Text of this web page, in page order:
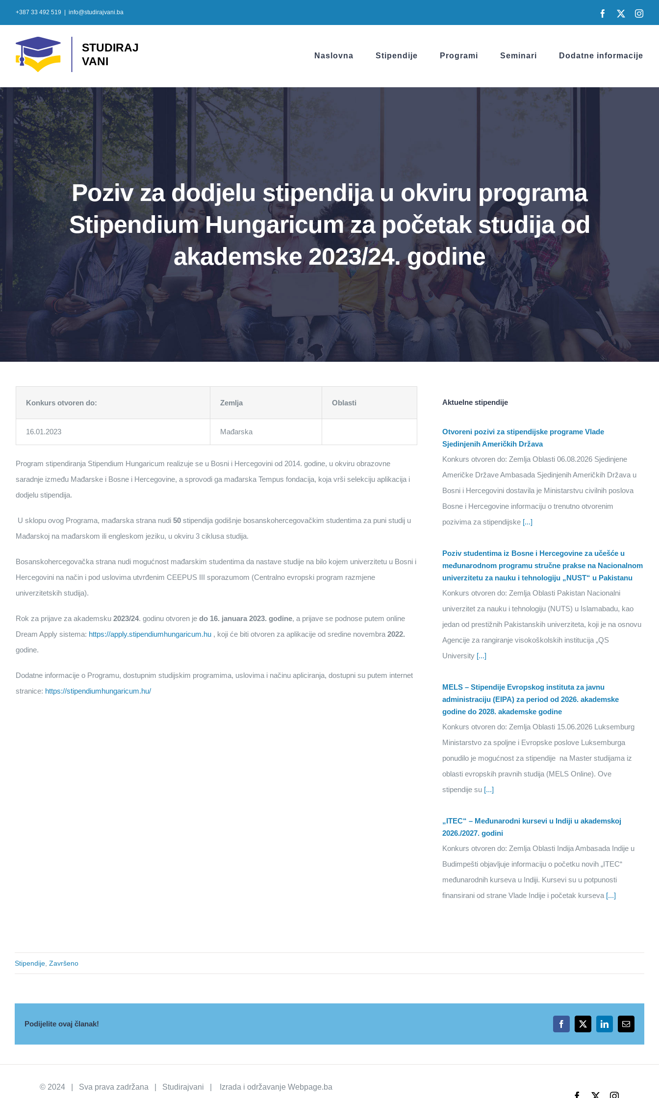
+387 33 492 519 info@studirajvani.ba Facebook
Naslovna Stipendije Programi Seminari Dodatne informacije
Poziv za dodjelu stipendija u okviru programa
Stipendium Hungaricum za početak studija od
akademske 2023/24. godine
Konkurs otvoren do: Zemlja Oblasti
16.01.2023 Mađarska
Program stipendiranja Stipendium Hungaricum realizuje se u Bosni i Hercegovini od 2014. godine, u okviru obrazovne
saradnje između Mađarske i Bosne i Hercegovine, a sprovodi ga mađarska Tempus fondacija, koja vrši selekciju aplikacija i
dodjelu stipendija.
U sklopu ovog Programa, mađarska strana nudi 50 stipendija godišnje bosanskohercegovačkim studentima za puni studij u
Mađarskoj na mađarskom ili engleskom jeziku, u okviru 3 ciklusa studija.
Bosanskohercegovačka strana nudi mogućnost mađarskim studentima da nastave studije na bilo kojem univerzitetu u Bosni i
Hercegovini na način i pod uslovima utvrđenim CEEPUS III sporazumom (Centralno evropski program razmjene
univerzitetskih studija).
Rok za prijave za akademsku 2023/24. godinu otvoren je do 16. januara 2023. godine, a prijave se podnose putem online
Dream Apply sistema: https://apply.stipendiumhungaricum.hu , koji će biti otvoren za aplikacije od sredine novembra 2022.
godine.
Dodatne informacije o Programu, dostupnim studijskim programima, uslovima i načinu apliciranja, dostupni su putem internet
stranice: https://stipendiumhungaricum.hu/
Aktuelne stipendije
Otvoreni pozivi za stipendijske programe Vlade
Sjedinjenih Američkih Država
Konkurs otvoren do: Zemlja Oblasti 06.08.2026 Sjedinjene
Američke Države Ambasada Sjedinjenih Američkih Država u
Bosni i Hercegovini dostavila je Ministarstvu civilnih poslova
Bosne i Hercegovine informaciju o trenutno otvorenim
pozivima za stipendijske [...]
Poziv studentima iz Bosne i Hercegovine za učešće u
međunarodnom programu stručne prakse na Nacionalnom
univerzitetu za nauku i tehnologiju „NUST“ u Pakistanu
Konkurs otvoren do: Zemlja Oblasti Pakistan Nacionalni
univerzitet za nauku i tehnologiju (NUTS) u Islamabadu, kao
jedan od prestižnih Pakistanskih univerziteta, koji je na osnovu
Agencije za rangiranje visokoškolskih institucija „QS
University [...]
MELS – Stipendije Evropskog instituta za javnu
administraciju (EIPA) za period od 2026. akademske
godine do 2028. akademske godine
Konkurs otvoren do: Zemlja Oblasti 15.06.2026 Luksemburg
Ministarstvo za spoljne i Evropske poslove Luksemburga
ponudilo je mogućnost za stipendije na Master studijama iz
oblasti evropskih pravnih studija (MELS Online). Ove
stipendije su [...]
„ITEC“ – Međunarodni kursevi u Indiji u akademskoj
2026./2027. godini
Konkurs otvoren do: Zemlja Oblasti Indija Ambasada Indije u
Budimpešti objavljuje informaciju o početku novih „ITEC“
međunarodnih kurseva u Indiji. Kursevi su u potpunosti
finansirani od strane Vlade Indije i početak kurseva [...]
Stipendije Završeno
Podijelite ovaj članak! Facebook
X LinkedInEmail
© 2024 | Sva prava zadržana | Studirajvani | Izrada i održavanjeWebpage.ba
Facebook Instagram